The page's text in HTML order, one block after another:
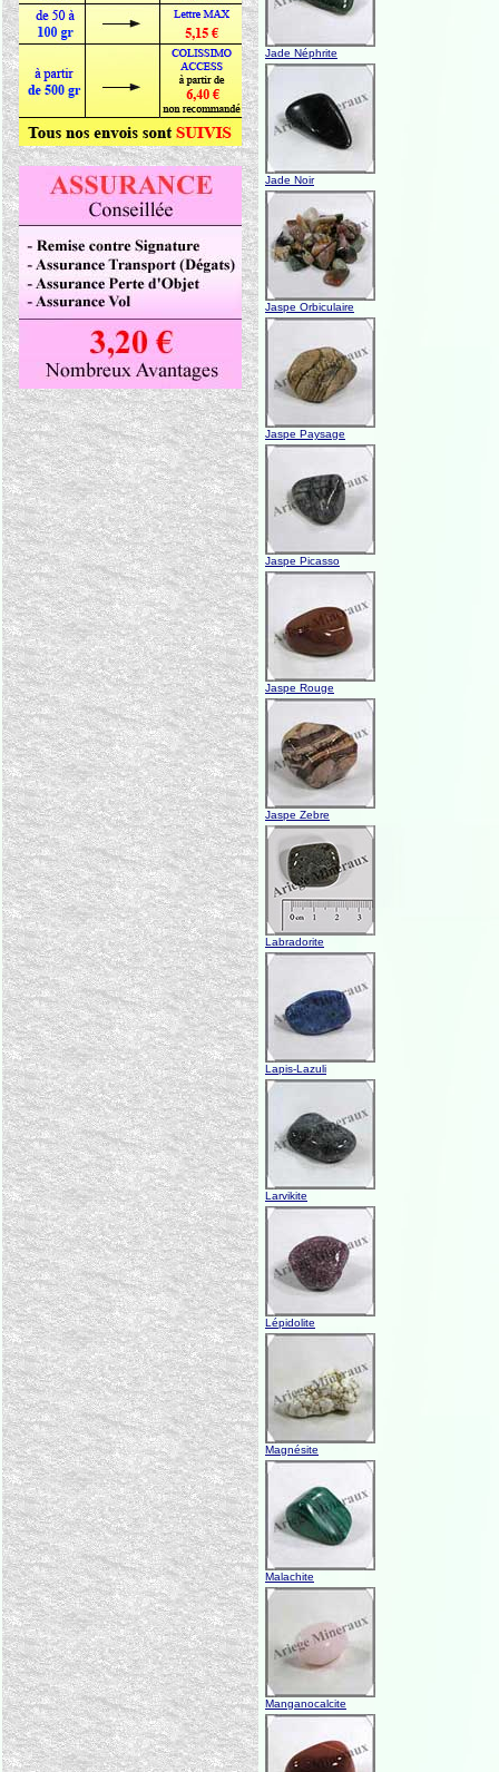
Jade Néphrite
Jade Noir
Jaspe Orbiculaire
Jaspe Paysage
Jaspe Picasso
Jaspe Rouge
Jaspe Zebre
Labradorite
Lapis-Lazuli
Larvikite
Lépidolite
Magnésite
Malachite
Manganocalcite